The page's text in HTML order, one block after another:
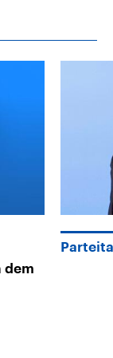
dem